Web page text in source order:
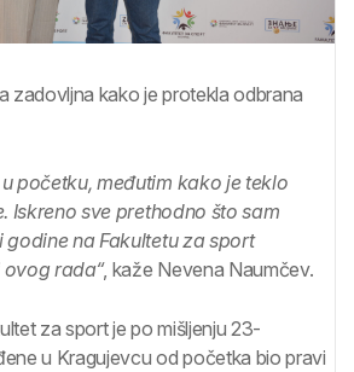
zadovljna kako je protekla odbrana
početku, međutim kako je teklo
Iskreno sve prethodno što sam
na Fakultetu za sport
rada“, kaže Nevena Naumčev.
za sport je po mišljenju 23-
u Kragujevcu od početka bio pravi